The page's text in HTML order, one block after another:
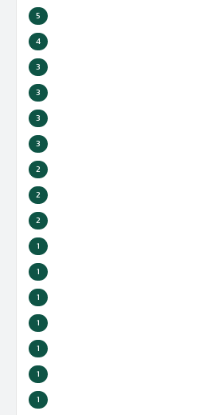
5
4
3
3
3
3
2
2
2
1
1
1
1
1
1
1